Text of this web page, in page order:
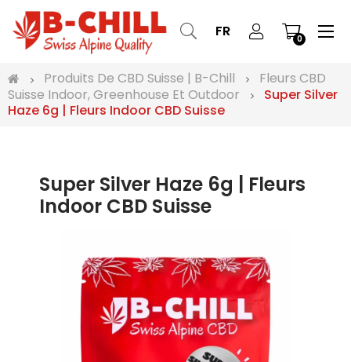
FR 0 ☰
Produits De CBD Suisse | B-Chill
Fleurs CBD
Suisse Indoor, Greenhouse Et Outdoor
Super Silver
Haze 6g | Fleurs Indoor CBD Suisse
Super Silver Haze 6g | Fleurs
Indoor CBD Suisse